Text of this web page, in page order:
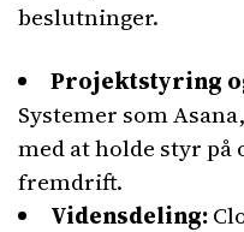
beslutninger.
Projektstyring
Systemer som
med at holde styr på
fremdrift.
Vidensdeling: